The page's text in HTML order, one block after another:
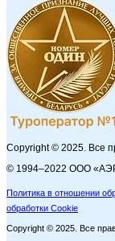
Copyright © 2025. Все
© 1994–2022 ООО
Политика в отношении
обработки Cookie
Copyright © 2025. Все